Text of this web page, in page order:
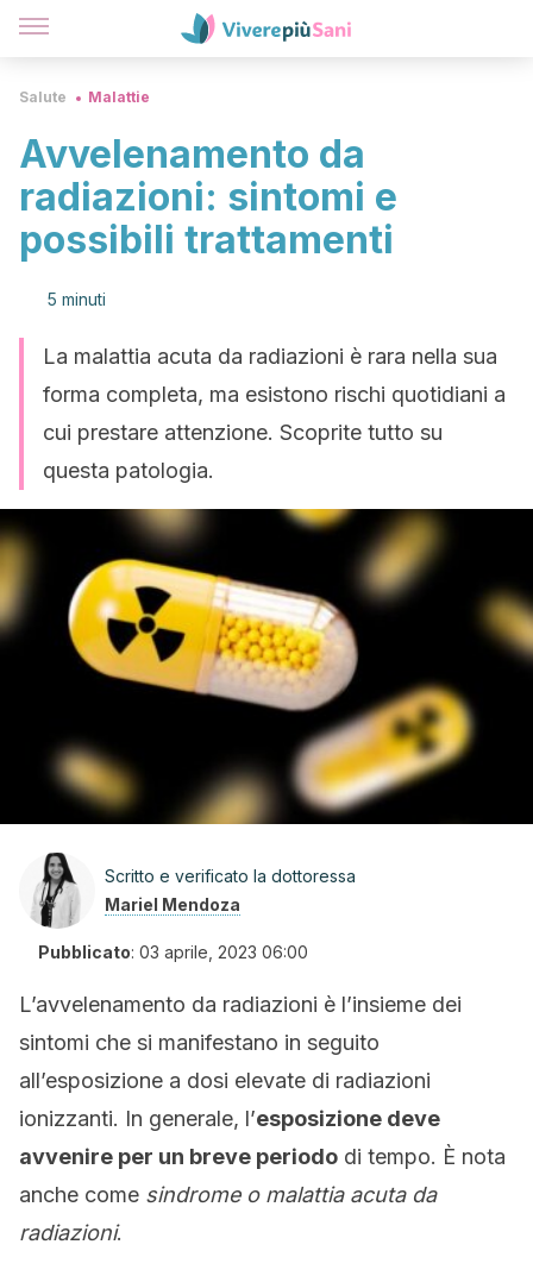
Salute Malattie
Avvelenamento da
radiazioni: sintomi e
possibili trattamenti
5 minuti
La malattia acuta da radiazioni è rara nella sua
forma completa, ma esistono rischi quotidiani a
cui prestare attenzione. Scoprite tutto su
questa patologia.
Scritto e verificato la dottoressa
Mariel Mendoza
Pubblicato: 03 aprile, 2023 06:00
L’avvelenamento da radiazioni è l’insieme dei
sintomi che si manifestano in seguito
all’esposizione a dosi elevate di radiazioni
ionizzanti. In generale, l’esposizione deve
avvenire per un breve periodo di tempo. È nota
anche come sindrome o malattia acuta da
radiazioni.